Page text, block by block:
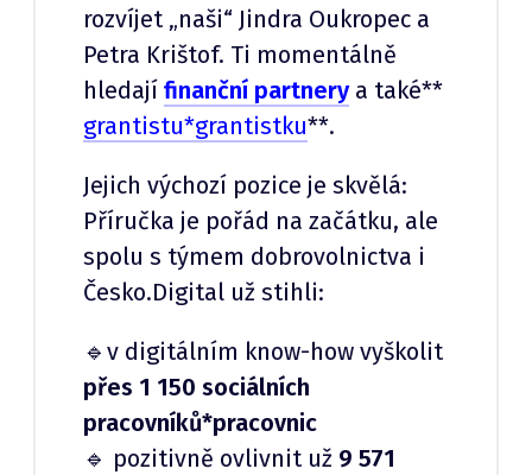
rozvíjet „naši“ Jindra Oukropec a
Petra Krištof. Ti momentálně
hledají finanční partnerya také**
grantistu*grantistku**.
Jejich výchozí pozice je skvělá:
Příručka je pořád na začátku, ale
spolu s týmem dobrovolnictva i
Česko.Digital už stihli:
🔹v digitálním know-how vyškolit
přes 1 150 sociálních
pracovníků*pracovnic
🔹 pozitivně ovlivnit už 9 571